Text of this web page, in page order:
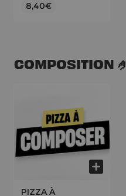
8,40€
COMPOSITION 🤌
PIZZA À